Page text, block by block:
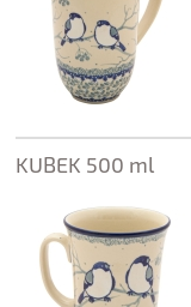
KUBEK 500 ml